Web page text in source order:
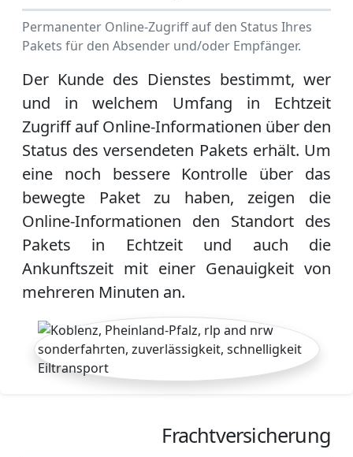
Permanenter Online-Zugriff auf den Status Ihres
Pakets für den Absender und/oder Empfänger.
Der Kunde des Dienstes bestimmt, wer
und in welchem Umfang in Echtzeit
Zugriff auf Online-Informationen über den
Status des versendeten Pakets erhält. Um
eine noch bessere Kontrolle über das
bewegte Paket zu haben, zeigen die
Online-Informationen den Standort des
Pakets in Echtzeit und auch die
Ankunftszeit mit einer Genauigkeit von
mehreren Minuten an.
Frachtversicherung